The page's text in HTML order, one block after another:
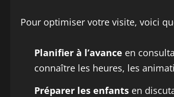
Pour optimiser votre visite, voici
Planifier à l’avance en
connaître les heures, les
Préparer les enfants en